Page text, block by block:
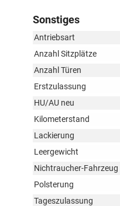
Sonstiges
Antriebsart
Anzahl Sitzplätze
Anzahl Türen
Erstzulassung
HU/AU neu
Kilometerstand
Lackierung
Leergewicht
Nichtraucher-Fahrzeug
Polsterung
Tageszulassung